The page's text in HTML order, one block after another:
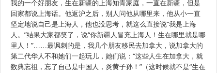
我的一个好朋友，生在新疆的上海知青家庭，一直在新疆，但是
回家都说上海话。他返沪之后，别人问他从哪里来，他从小一直
坚定地说自己是上海人，他也没思考，就这么直接说“我是上海
人。”结果大家都笑了，说“你新疆人冒充上海人！生在哪里就是哪
里人！”……最讽刺的是，我几个朋友移民去加拿大，说加拿大的
第二代华人不和她们一起玩儿，她们说：“这些人生在加拿大，就
数典忘祖，忘了自己是中国人，炎黄子孙！”（这时候就不是“生在